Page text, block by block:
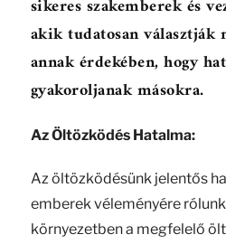
sikeres szakemberek és
akik tudatosan választják
annak érdekében, hogy
gyakoroljanak másokra.
Az Öltözködés Hatalma:
Az öltözködésünk jelentős
emberek véleményére
környezetben a megfelelő